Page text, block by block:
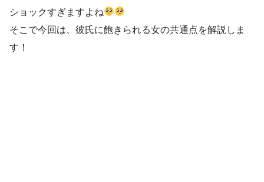
ショックすぎますよね
そこで今回は、彼氏に飽きられる女の共通点を解説しま
す！